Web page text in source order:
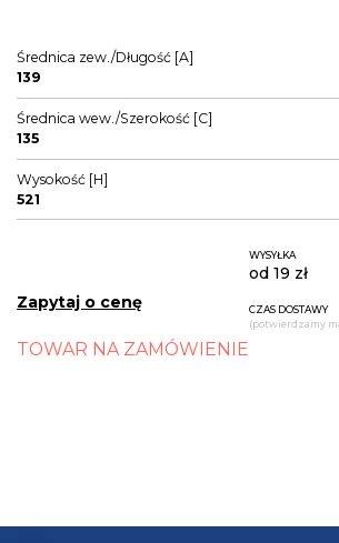
Średnica zew./Długość [A]
139
Średnica wew./Szerokość [C]
135
Wysokość [H]
521
Zapytaj o cenę
TOWAR NA ZAMÓWIENIE
WYSYŁKA
od 19 zł
CZAS DOSTAWY
(potwierdzamy